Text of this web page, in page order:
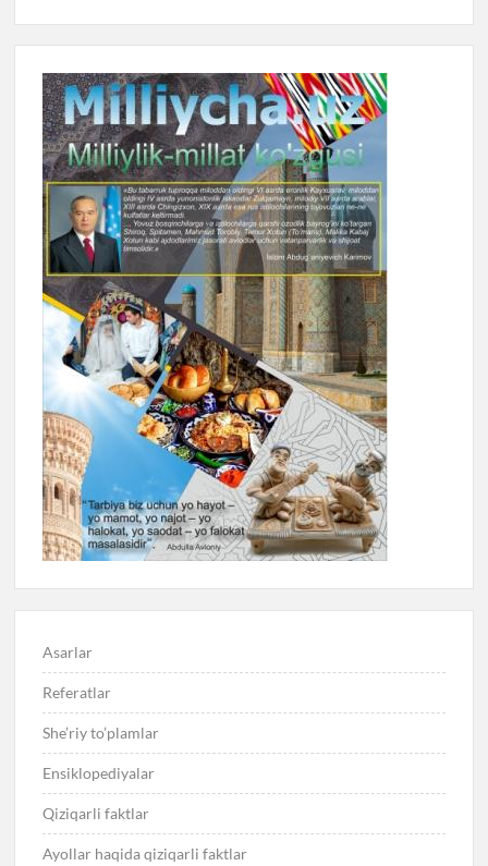
Asarlar
Referatlar
She’riy to’plamlar
Ensiklopediyalar
Qiziqarli faktlar
Ayollar haqida qiziqarli faktlar